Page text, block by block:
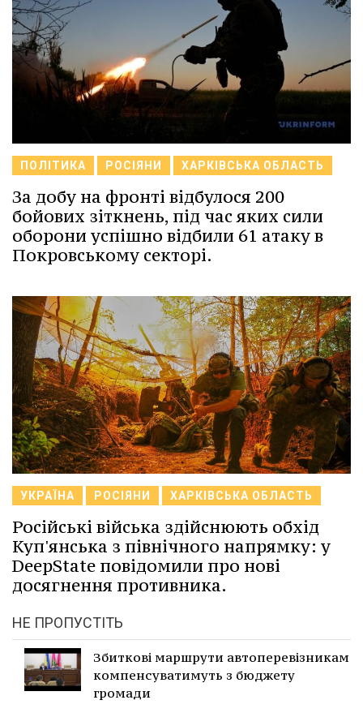
ПОЛІТИКА РОСІЯНИ ХАРКІВСЬКА ОБЛАСТЬ
За добу на фронті відбулося 200
бойових зіткнень, під час яких сили
оборони успішно відбили 61 атаку в
Покровському секторі.
УКРАЇНА РОСІЯНИ ХАРКІВСЬКА ОБЛАСТЬ
Російські війська здійснюють обхід
Куп'янська з північного напрямку: у
DeepState повідомили про нові
досягнення противника.
НЕ ПРОПУСТІТЬ
Збиткові маршрути автоперевізникам
компенсуватимуть з бюджету
громади